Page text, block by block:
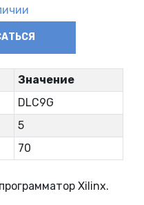
Значение
DLC9G
5
70
Xilinx.